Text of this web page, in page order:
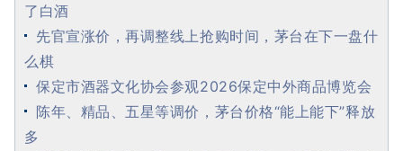
了白酒
先官宣涨价，再调整线上抢购时间，茅台在下一盘什
么棋
保定市酒器文化协会参观2026保定中外商品博览会
陈年、精品、五星等调价，茅台价格“能上能下”释放
多